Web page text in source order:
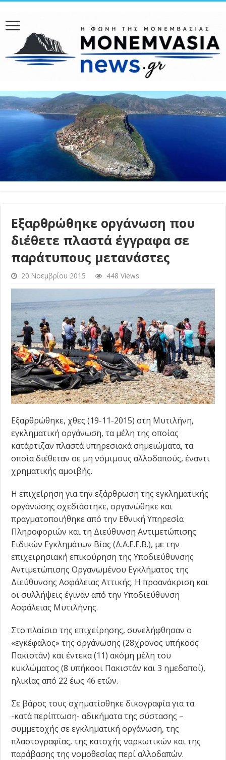
Εξαρθρώθηκε οργάνωση που
διέθετε πλαστά έγγραφα σε
παράτυπους μετανάστες
20 Νοεμβρίου 2015 448 Views
Εξαρθρώθηκε, χθες (19-11-2015) στη Μυτιλήνη,
εγκληματική οργάνωση, τα μέλη της οποίας
κατάρτιζαν πλαστά υπηρεσιακά σημειώματα, τα
οποία διέθεταν σε μη νόμιμους αλλοδαπούς, έναντι
χρηματικής αμοιβής.
Η επιχείρηση για την εξάρθρωση της εγκληματικής
οργάνωσης σχεδιάστηκε, οργανώθηκε και
πραγματοποιήθηκε από την Εθνική Υπηρεσία
Πληροφοριών και τη Διεύθυνση Αντιμετώπισης
Ειδικών Εγκλημάτων Βίας (Δ.Α.Ε.Ε.Β.), με την
επιχειρησιακή επικούρηση της Υποδιεύθυνσης
Αντιμετώπισης Οργανωμένου Εγκλήματος της
Διεύθυνσης Ασφάλειας Αττικής. Η προανάκριση και
οι συλλήψεις έγιναν από την Υποδιεύθυνση
Ασφάλειας Μυτιλήνης.
Στο πλαίσιο της επιχείρησης, συνελήφθησαν ο
«εγκέφαλος» της οργάνωσης (28χρονος υπήκοος
Πακιστάν) και έντεκα (11) ακόμη μέλη του
κυκλώματος (8 υπήκοοι Πακιστάν και 3 ημεδαποί),
ηλικίας από 22 έως 46 ετών.
Σε βάρος τους σχηματίσθηκε δικογραφία για τα
-κατά περίπτωση- αδικήματα της σύστασης –
συμμετοχής σε εγκληματική οργάνωση, της
πλαστογραφίας, της κατοχής ναρκωτικών και της
παράβασης της νομοθεσίας περί αλλοδαπών.